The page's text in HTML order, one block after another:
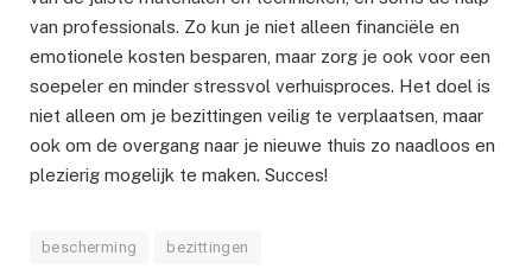
van professionals. Zo kun je niet alleen financiële en
emotionele kosten besparen, maar zorg je ook voor een
soepeler en minder stressvol verhuisproces. Het doel is
niet alleen om je bezittingen veilig te verplaatsen, maar
ook om de overgang naar je nieuwe thuis zo naadloos en
plezierig mogelijk te maken. Succes!
bescherming bezittingen